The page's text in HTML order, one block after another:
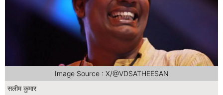
सलीम कुमार
Image Source : X/@VDSATHEESAN